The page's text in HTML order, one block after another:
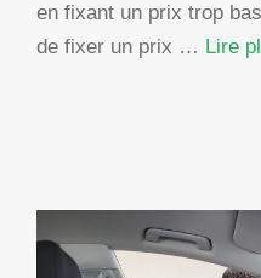
en fixant un prix trop
de fixer un prix … Lire